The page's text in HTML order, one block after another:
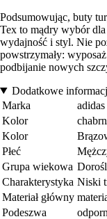
Podsumowując, buty
Tex to mądry wybór
wydajność i styl. Nie
powstrzymały:
podbijanie nowych
Dodatkowe
Marka
adidas
Kolor
Kolor
Płeć
Grupa wiekowa
Charakterystyka Niski
Materiał główny
Podeszwa